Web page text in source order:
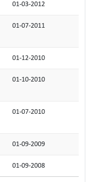
01-03-2012
01-07-2011
01-12-2010
01-10-2010
01-07-2010
01-09-2009
01-09-2008